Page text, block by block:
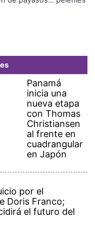
Panamá
inicia una
nueva etapa
con Thomas
Christiansen
al frente en
cuadrangular
en Japón
por el
Doris Franco;
el futuro del